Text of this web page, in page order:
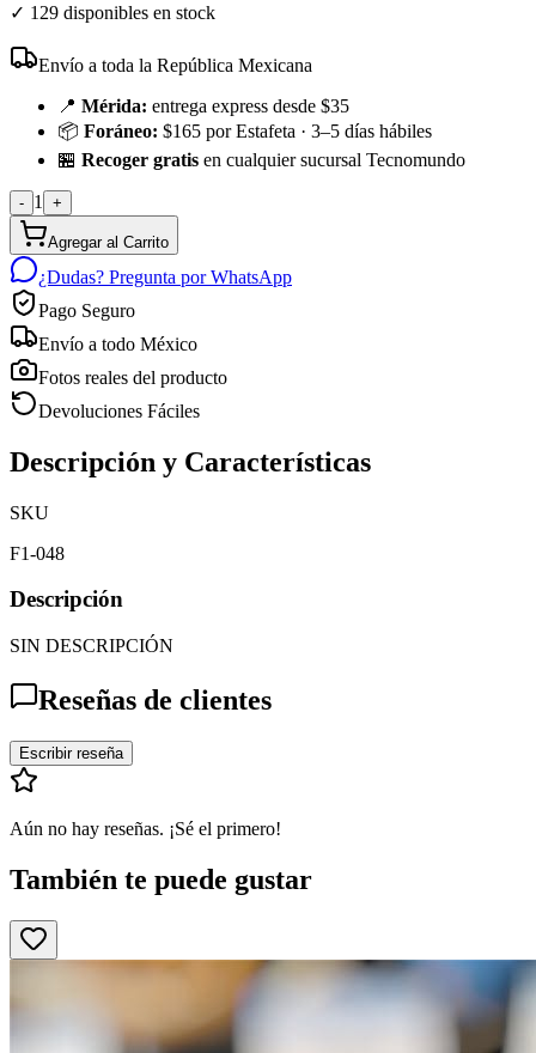
✓ 129 disponibles en stock
Envío a toda la República Mexicana
📍 Mérida: entrega express desde $35
📦 Foráneo: $165 por Estafeta · 3–5 días hábiles
🏪 Recoger gratis en cualquier sucursal Tecnomundo
- 1 +
Agregar al Carrito
¿Dudas? Pregunta por WhatsApp
Pago Seguro
Envío a todo México
Fotos reales del producto
Devoluciones Fáciles
Descripción y Características
SKU
F1-048
Descripción
SIN DESCRIPCIÓN
Reseñas de clientes
Escribir reseña
Aún no hay reseñas. ¡Sé el primero!
También te puede gustar